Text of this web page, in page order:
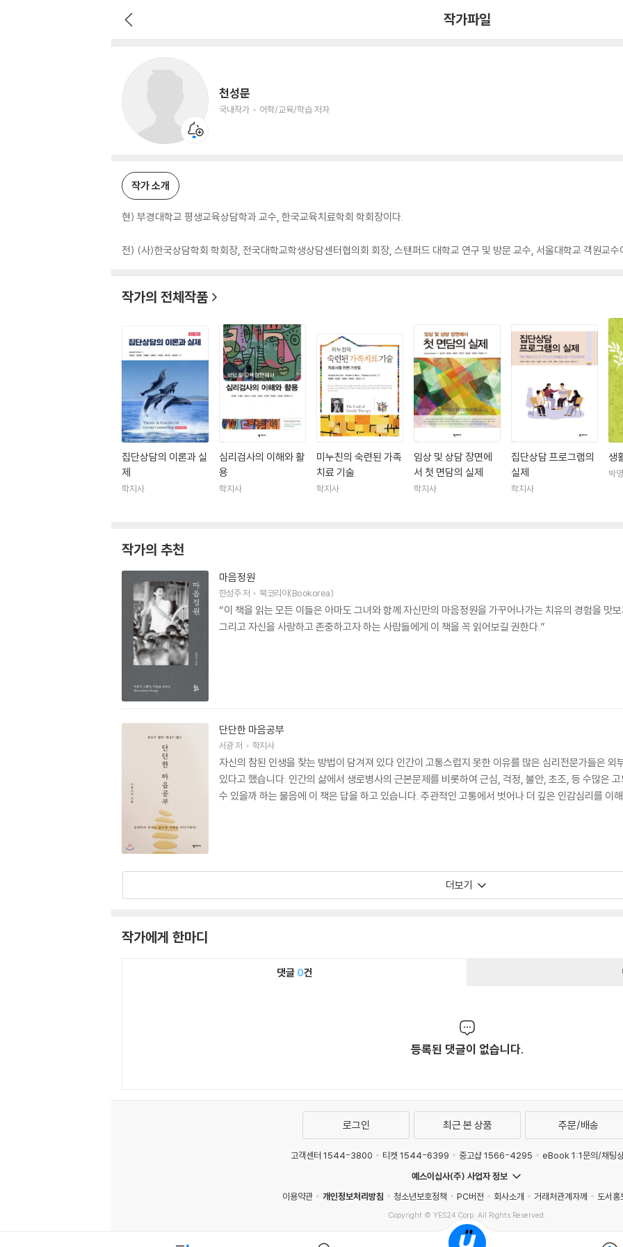
작가파일
천성문
국내작가 어학/교육/학습 저자
작가 소개
현) 부경대학교 평생교육상담학과 교수, 한국교육치료학회 학회장이다.
전) (사)한국상담학회 학회장, 전국대학교학생상담센터협의회 회장, 스탠퍼드 대학교 연구 및 방문 교수, 서울대학교 객원교수
작가의 전체작품
집단상담의 이론과 실
제
학지사
심리검사의 이해와 활
용
학지사
미누친의 숙련된 가족
치료 기술
학지사
임상 및 상담 장면에
서 첫 면담의 실제
학지사
집단상담 프로그램의
실제
학지사
생
박
작가의 추천
마음정원
한성주저 북코리아(Bookorea)
“이 책을 읽는 모든 이들은 아마도 그녀와 함께 자신만의 마음정원을 가꾸어나가는 치유의 경험을 맛
그리고 자신을 사랑하고 존중하고자 하는 사람들에게 이 책을 꼭 읽어보길 권한다.”
단단한 마음공부
서광저 학지사
자신의 참된 인생을 찾는 방법이 담겨져 있다 인간이 고통스럽지 못한 이유를 많은 심리전문가들은 외
있다고 했습니다. 인간의 삶에서 생로병사의 근본문제를 비롯하여 근심, 걱정, 불안, 초조, 등 수많은
수 있을까 하는 물음에 이 책은 답을 하고 있습니다. 주관적인 고통에서 벗어나 더 깊은 인감심리를 이
더보기
작가에게 한마디
댓글 0건
등록된 댓글이 없습니다.
로그인 최근 본 상품 주문/배송
고객센터 1544-3800 티켓 1544-6399 중고샵 1566-4295
eBook 1:1문의/채팅
예스이십사(주) 사업자 정보
이용약관
개인정보처리방침 청소년보호정책 PC버전 회사소개 거래처관계자께 도서홍
Copyright © YES24 Corp. All Rights Reserved.